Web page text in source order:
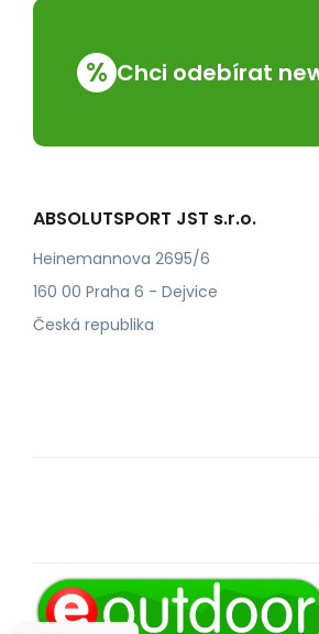
% Chci odebírat
ABSOLUTSPORT JST s.r.o.
Heinemannova 2695/6
160 00 Praha 6 - Dejvice
Česká republika